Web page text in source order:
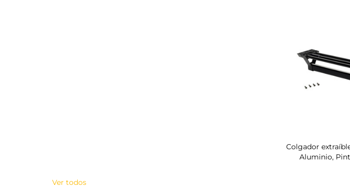
Colgador
Aluminio,
Ver todos